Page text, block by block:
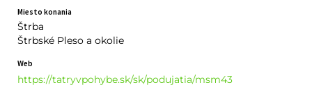
Miesto konania
Štrba
Štrbské Pleso a okolie
Web
https://tatryvpohybe.sk/sk/podujatia/msm43